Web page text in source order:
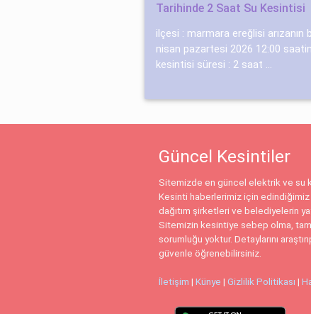
Tarihinde 2 Saat Su Kesintisi
ilçesi : marmara ereğlisi arızanın
nisan pazartesi 2026 12:00
kesintisi süresi : 2 saat ...
Güncel Kesintiler
Sitemizde en güncel elektrik ve su
Kesinti haberlerimiz için edindiğimiz
dağıtım şirketleri ve belediyelerin
Sitemizin kesintiye sebep olma,
sorumluğu yoktur. Detaylarını
güvenle öğrenebilirsiniz.
İletişim |Künye |Gizlilik Politikası |